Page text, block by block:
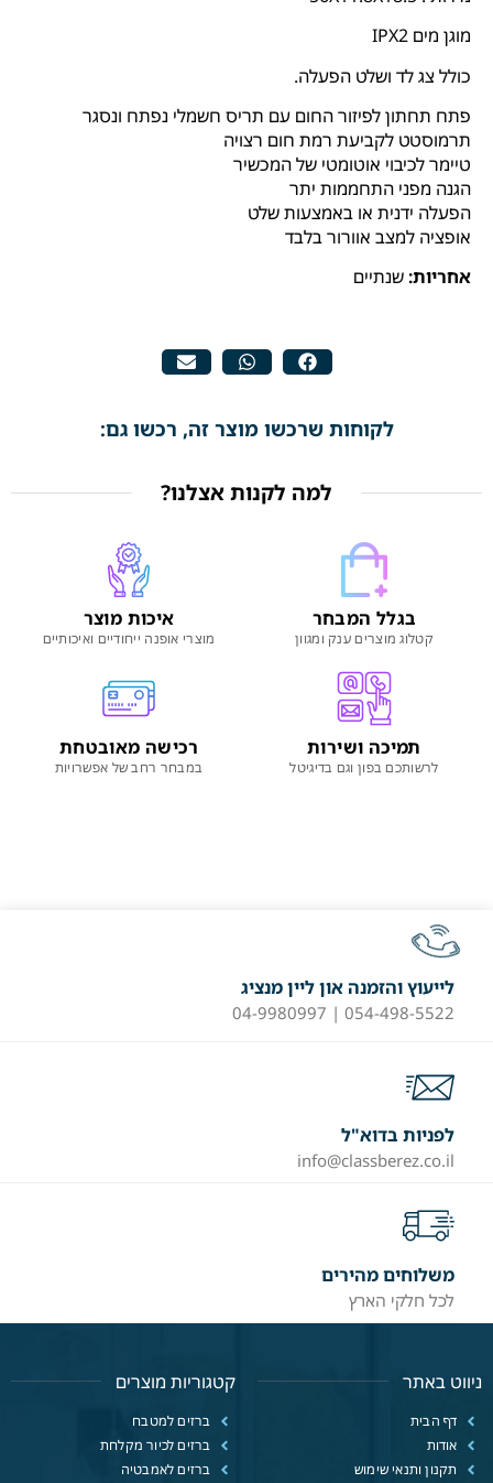
מוגן מים IPX2
כולל צג לד ושלט הפעלה.
פתח תחתון לפיזור החום עם תריס חשמלי נפתח ונסגר
תרמוסטט לקביעת רמת חום רצויה
טיימר לכיבוי אוטומטי של המכשיר
הגנה מפני התחממות יתר
הפעלה ידנית או באמצעות שלט
אופציה למצב אוורור בלבד
אחריות:שנתיים
לקוחות שרכשו מוצר זה, רכשו גם:
למה לקנות אצלנו?
בגלל המבחר
קטלוג מוצרים ענק ומגוון
איכות מוצר
מוצרי אופנה ייחודיים ואיכותיים
תמיכה ושירות
לרשותכם בפון וגם בדיגיטל
רכישה מאובטחת
במבחר רחב של אפשרויות
לייעוץ והזמנה און ליין מנציג
054-498-5522 | 04-9980997
לפניות בדוא"ל
info@classberez.co.il
משלוחים מהירים
לכל חלקי הארץ
ניווט באתר
דף הבית
אודות
תקנון ותנאי שימוש
קטגוריות מוצרים
ברזים למטבח
ברזים לכיור מקלחת
ברזים לאמבטיה